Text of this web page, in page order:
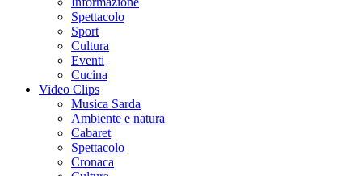
Spettacolo
Sport
Cultura
Eventi
Cucina
Video Clips
Musica Sarda
Ambiente e natura
Cabaret
Spettacolo
Cronaca